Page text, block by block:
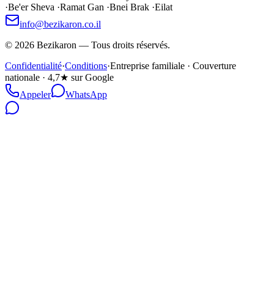
·Be'er Sheva ·Ramat Gan ·Bnei Brak ·Eilat
info@bezikaron.co.il
© 2026 Bezikaron — Tous droits réservés.
Confidentialité·Conditions·Entreprise familiale · Couverture
nationale · 4,7★ sur Google
Appeler
WhatsApp